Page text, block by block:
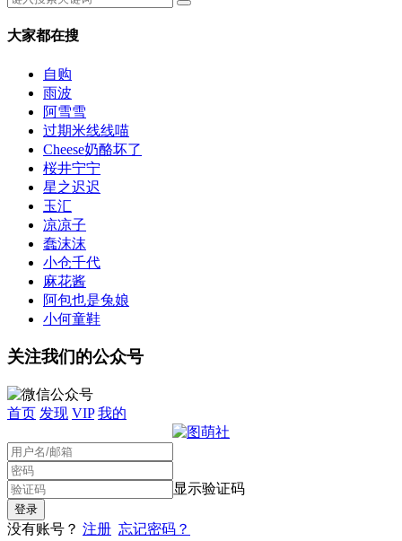
大家都在搜
自购
雨波
阿雪雪
过期米线线喵
Cheese奶酪坏了
桜井宁宁
星之迟迟
玉汇
凉凉子
蠢沫沫
小仓千代
麻花酱
阿包也是兔娘
小何童鞋
关注我们的公众号
首页 发现 VIP 我的
显示验证码
没有账号？ 注册 忘记密码？